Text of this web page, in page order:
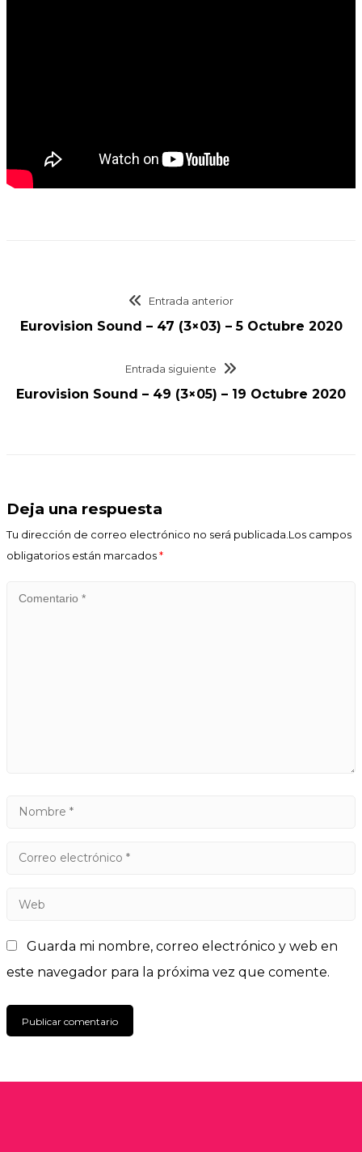
Entrada anterior
Eurovision Sound – 47 (3×03) – 5 Octubre 2020
Entrada siguiente
Eurovision Sound – 49 (3×05) – 19 Octubre 2020
Deja una respuesta
Tu dirección de correo electrónico no será publicada.Los campos
obligatorios están marcados*
Guarda mi nombre, correo electrónico y web en
este navegador para la próxima vez que comente.